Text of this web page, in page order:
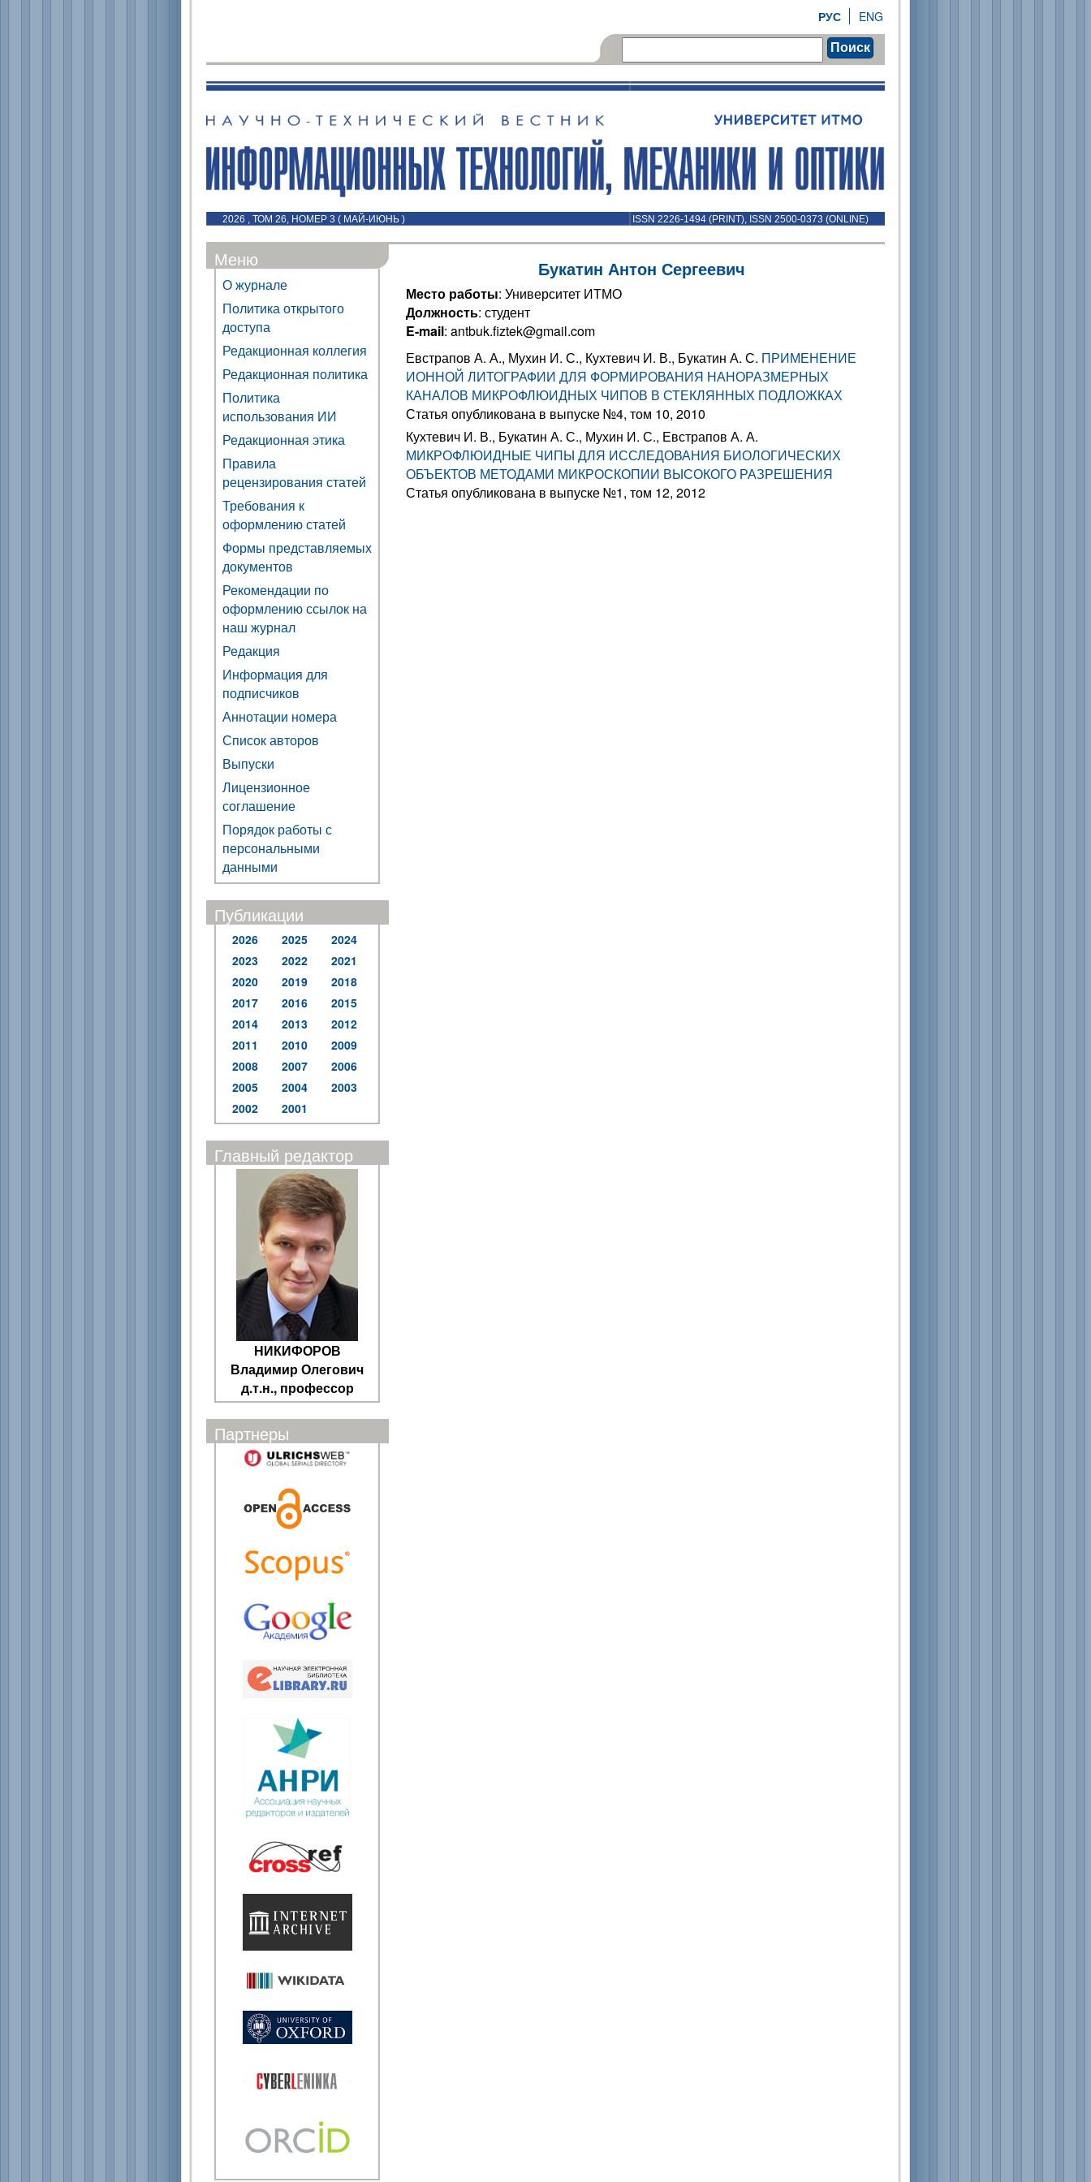
ENG
РУС
Поиск
2026 , ТОМ 26, НОМЕР 3 ( МАЙ-ИЮНЬ ) ISSN 2226-1494 (PRINT), ISSN 2500-0373 (ONLINE)
Меню
О журнале
Политика открытого
доступа
Редакционная коллегия
Редакционная политика
Политика
использования ИИ
Редакционная этика
Правила
рецензирования статей
Требования к
оформлению статей
Формы представляемых
документов
Рекомендации по
оформлению ссылок на
наш журнал
Редакция
Информация для
подписчиков
Аннотации номера
Список авторов
Выпуски
Лицензионное
соглашение
Порядок работы с
персональными
данными
Публикации
2026 2025
2024
2023
2022
2021
2020
2019
2018
2017
2016
2015
2014
2013
2012
2011
2010
2009
2008
2007
2006
2005
2004
2003
2002
2001
Главный редактор
НИКИФОРОВ
Владимир Олегович
д.т.н., профессор
Партнеры
Букатин Антон Сергеевич
Место работы: Университет ИТМО
Должность: студент
E-mail: antbuk.fiztek@gmail.com
Евстрапов А. А., Мухин И. С., Кухтевич И. В., Букатин А. С. ПРИМЕНЕНИЕ
ИОННОЙ ЛИТОГРАФИИ ДЛЯ ФОРМИРОВАНИЯ НАНОРАЗМЕРНЫХ
КАНАЛОВ МИКРОФЛЮИДНЫХ ЧИПОВ В СТЕКЛЯННЫХ ПОДЛОЖКАХ
Статья опубликована в выпуске №4, том 10, 2010
Кухтевич И. В., Букатин А. С., Мухин И. С., Евстрапов А. А.
МИКРОФЛЮИДНЫЕ ЧИПЫ ДЛЯ ИССЛЕДОВАНИЯ БИОЛОГИЧЕСКИХ
ОБЪЕКТОВ МЕТОДАМИ МИКРОСКОПИИ ВЫСОКОГО РАЗРЕШЕНИЯ
Статья опубликована в выпуске №1, том 12, 2012